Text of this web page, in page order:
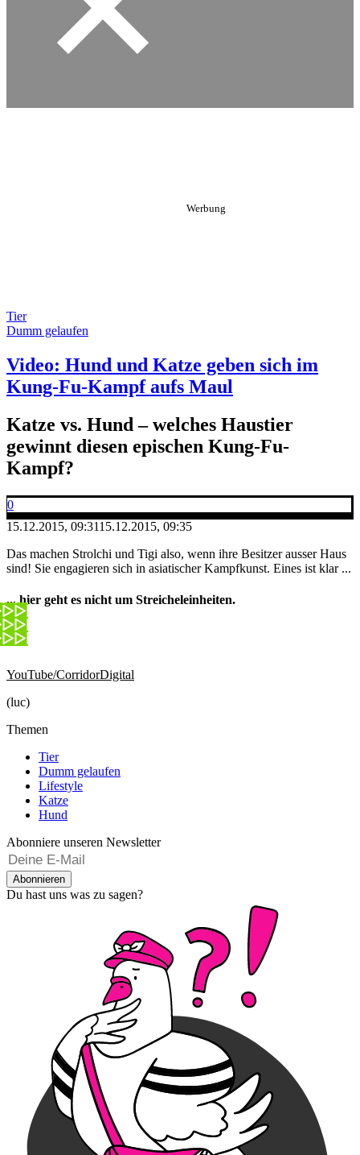
Tier
Dumm gelaufen
Video: Hund und Katze geben sich im
Kung-Fu-Kampf aufs Maul
Katze vs. Hund – welches Haustier
gewinnt diesen epischen Kung-Fu-
Kampf?
0
15.12.2015, 09:3115.12.2015, 09:35
Das machen Strolchi und Tigi also, wenn ihre Besitzer ausser Haus
sind! Sie engagieren sich in asiatischer Kampfkunst. Eines ist klar ...
... hier geht es nicht um Streicheleinheiten.
YouTube/CorridorDigital
(luc)
Themen
Tier
Dumm gelaufen
Lifestyle
Katze
Hund
Abonniere unseren Newsletter
Abonnieren
Du hast uns was zu sagen?